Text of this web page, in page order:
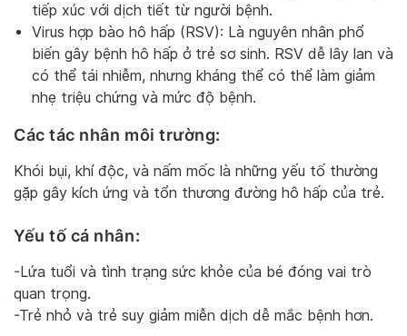
tiếp xúc với dịch tiết từ người bệnh.
Virus hợp bào hô hấp (RSV): Là nguyên nhân phổ
biến gây bệnh hô hấp ở trẻ sơ sinh. RSV dễ lây lan và
có thể tái nhiễm, nhưng kháng thể có thể làm giảm
nhẹ triệu chứng và mức độ bệnh.
Các tác nhân môi trường:
Khói bụi, khí độc, và nấm mốc là những yếu tố thường
gặp gây kích ứng và tổn thương đường hô hấp của trẻ.
Yếu tố cá nhân:
-Lứa tuổi và tình trạng sức khỏe của bé đóng vai trò
quan trọng.
-Trẻ nhỏ và trẻ suy giảm miễn dịch dễ mắc bệnh hơn.